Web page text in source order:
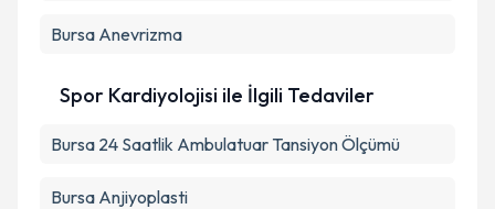
Bursa Anevrizma
Spor Kardiyolojisi ile İlgili Tedaviler
Bursa 24 Saatlik Ambulatuar Tansiyon Ölçümü
Bursa Anjiyoplasti